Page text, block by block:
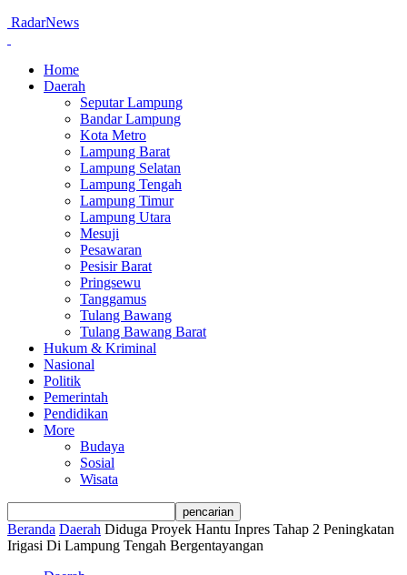
RadarNews
Home
Daerah
Seputar Lampung
Bandar Lampung
Kota Metro
Lampung Barat
Lampung Selatan
Lampung Tengah
Lampung Timur
Lampung Utara
Mesuji
Pesawaran
Pesisir Barat
Pringsewu
Tanggamus
Tulang Bawang
Tulang Bawang Barat
Hukum & Kriminal
Nasional
Politik
Pemerintah
Pendidikan
More
Budaya
Sosial
Wisata
Beranda Daerah Diduga Proyek Hantu Inpres Tahap 2 Peningkatan
Irigasi Di Lampung Tengah Bergentayangan